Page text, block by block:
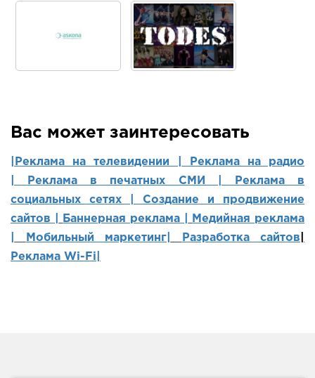
Вас может заинтересовать
|Реклама на телевидении |
Реклама на радио
Реклама в печатных СМИ |
Реклама в
социальных сетях | Создание и продвижение
сайтов
Баннерная реклама |
Медийная реклама
Мобильный маркетинг Разработка сайтов
Реклама Wi-Fi|